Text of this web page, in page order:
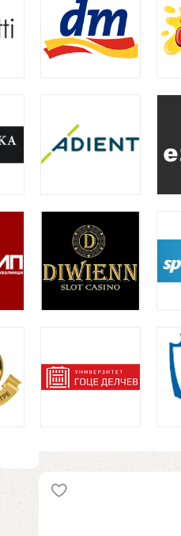
Пластично пенкало AVA
Рекламен материјал
Рекламен материјал